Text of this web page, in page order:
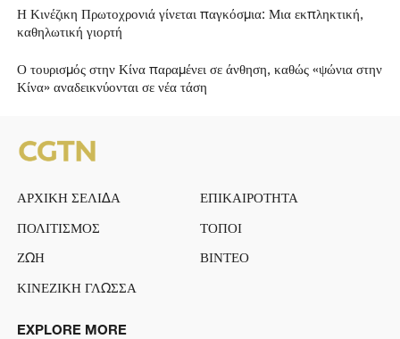
Η Κινέζικη Πρωτοχρονιά γίνεται παγκόσμια: Μια εκπληκτική,
καθηλωτική γιορτή
Ο τουρισμός στην Κίνα παραμένει σε άνθηση, καθώς «ψώνια στην
Κίνα» αναδεικνύονται σε νέα τάση
ΑΡΧΙΚΗ ΣΕΛΙΔΑ
ΕΠΙΚΑΙΡΟΤΗΤΑ
ΠΟΛΙΤΙΣΜΟΣ
ΤΟΠΟΙ
ΖΩΗ
ΒΙΝΤΕΟ
ΚΙΝΕΖΙΚΗ ΓΛΩΣΣΑ
EXPLORE MORE